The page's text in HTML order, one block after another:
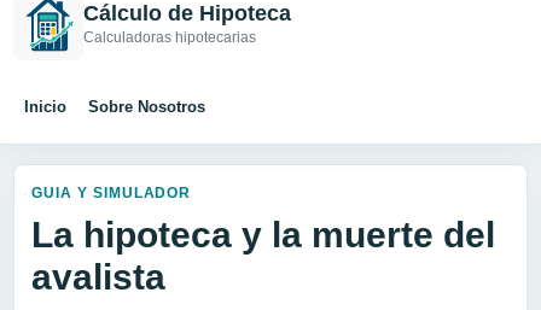
Cálculo de Hipoteca
Calculadoras hipotecarias
Inicio Sobre Nosotros
GUIA Y SIMULADOR
La hipoteca y la muerte del
avalista